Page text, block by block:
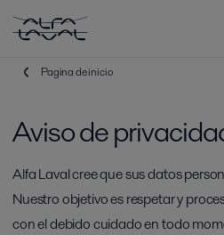
Pagina de inicio
Aviso de
Alfa Laval cree que sus datos
Nuestro objetivo es respetar y
con el debido cuidado en todo